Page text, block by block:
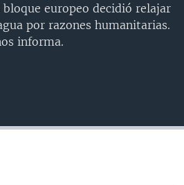
europeo decidió relajar
por razones humanitarias.
informa.